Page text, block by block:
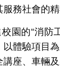
務社會的精
園的“消防
體驗項目
講座、車輛